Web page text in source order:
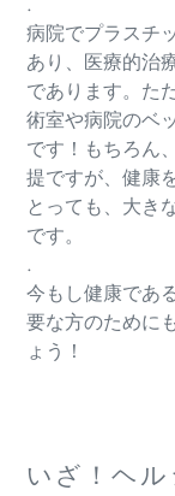
病院でプラスチ
あり、医療的治
であります。た
術室や病院のベ
です！もちろん
提ですが、健康
とっても、大き
です。
.
今もし健康であ
要な方のために
ょう！
いざ！ヘ